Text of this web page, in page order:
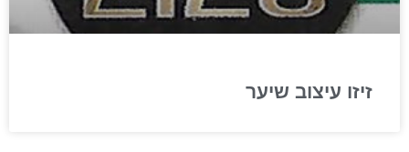
זיזו עיצוב שיער